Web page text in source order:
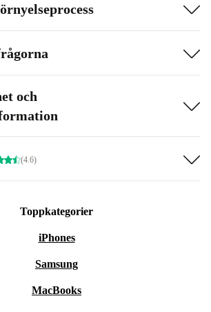
och
(4.6)
Toppkategorier
iPhones
Samsung
MacBooks